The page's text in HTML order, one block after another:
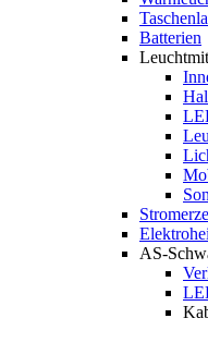
Batterien
AS-